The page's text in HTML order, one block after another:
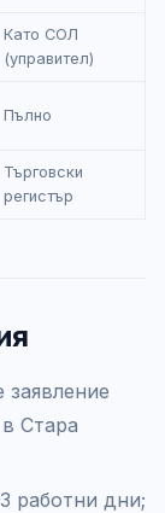
Като СОЛ
(управител)
Пълно
Търговски
регистър
заявление
Стара
работни дни;